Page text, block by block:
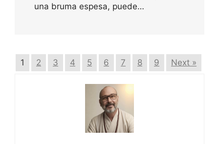
una bruma espesa, puede…
1 2 3 4 5 6 7 8 9 Next »